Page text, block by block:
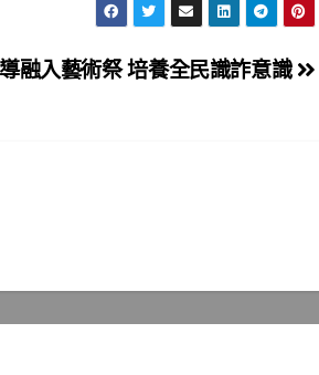
融入藝術祭 培養全民識詐意識